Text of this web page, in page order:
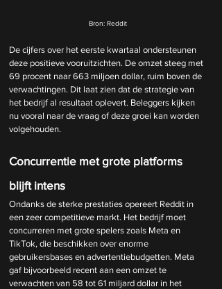
Bron: Reddit
De cijfers over het eerste kwartaal ondersteunen
deze positieve vooruitzichten. De omzet steeg met
69 procent naar 663 miljoen dollar, ruim boven de
verwachtingen. Dit laat zien dat de strategie van
het bedrijf al resultaat oplevert. Beleggers kijken
nu vooral naar de vraag of deze groei kan worden
volgehouden.
Concurrentie met grote platforms
blijft intens
Ondanks de sterke prestaties opereert Reddit in
een zeer competitieve markt. Het bedrijf moet
concurreren met grote spelers zoals Meta en
TikTok, die beschikken over enorme
gebruikersbases en advertentiebudgetten. Meta
gaf bijvoorbeeld recent aan een omzet te
verwachten van 58 tot 61 miljard dollar in het